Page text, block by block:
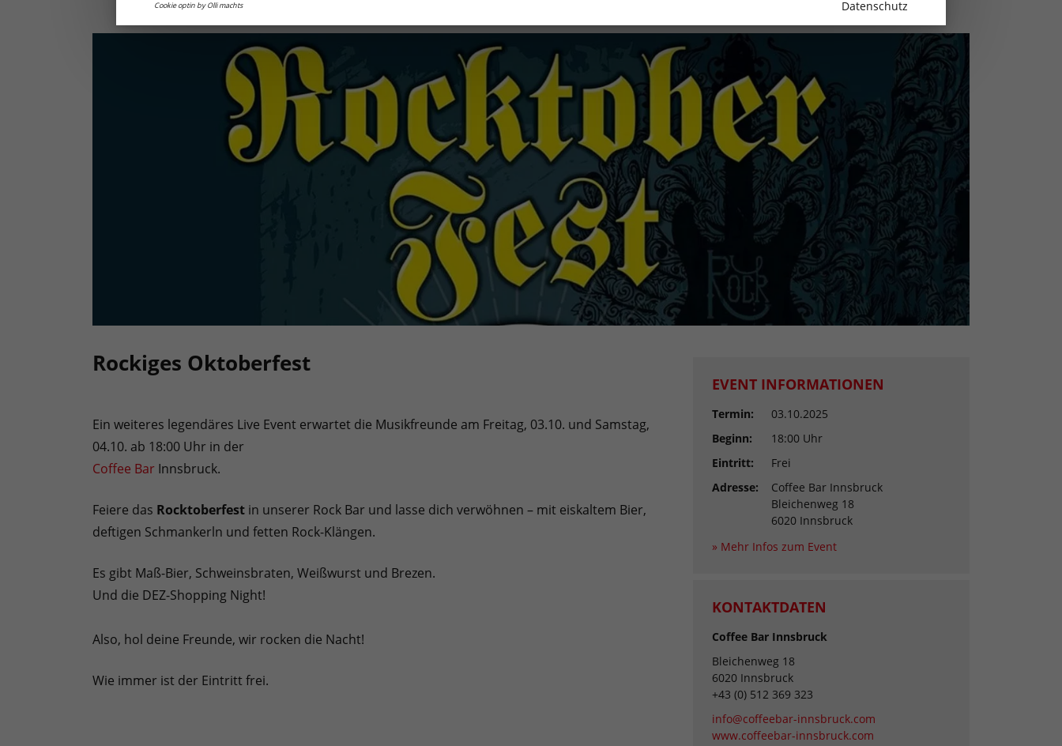
Rockiges Oktoberfest
Ein weiteres legendäres Live Event erwartet die Musikfreunde am Freitag, 03.10. und Samstag,
04.10. ab 18:00 Uhr in der
Coffee Bar Innsbruck.
Feiere das Rocktoberfest in unserer Rock Bar und lasse dich verwöhnen – mit eiskaltem Bier,
deftigen Schmankerln und fetten Rock-Klängen.
Es gibt Maß-Bier, Schweinsbraten, Weißwurst und Brezen.
Und die DEZ-Shopping Night!
Also, hol deine Freunde, wir rocken die Nacht!
Wie immer ist der Eintritt frei.
EVENT INFORMATIONEN
Termin:
03.10.2025
Beginn:
18:00 Uhr
Eintritt:
Frei
Adresse:
Coffee Bar Innsbruck
Bleichenweg 18
6020 Innsbruck
» Mehr Infos zum Event
KONTAKTDATEN
Coffee Bar Innsbruck
Bleichenweg 18
6020 Innsbruck
+43 (0) 512 369 323
info@coffeebar-innsbruck.com
www.coffeebar-innsbruck.com
Cookie optin by Olli machts Datenschutz